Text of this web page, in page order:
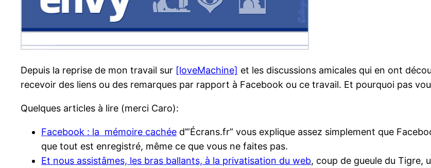
Depuis la reprise de mon travail sur [loveMachine] et les discussions amicales qui en ont
recevoir des liens ou des remarques par rapport à Facebook ou ce travail. Et pourquoi pas
Quelques articles à lire (merci Caro):
Facebook : la mémoire cachée d’”Écrans.fr” vous explique assez simplement que
que tout est enregistré, même ce que vous ne faites pas.
Et nous assistâmes, les bras ballants, à la privatisation du web, coup de gueule du Tigre,